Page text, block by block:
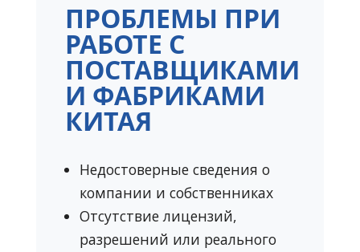
ПРОБЛЕМЫ ПРИ
РАБОТЕ С
ПОСТАВЩИКАМИ
И ФАБРИКАМИ
КИТАЯ
Недостоверные сведения о
компании и собственниках
Отсутствие лицензий,
разрешений или реального